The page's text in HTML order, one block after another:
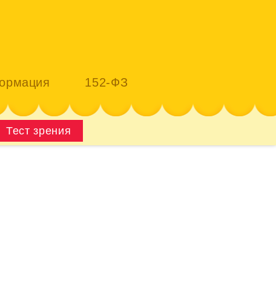
152-ФЗ
Тест зрения